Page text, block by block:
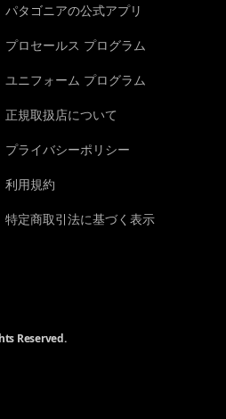
パタゴニアの公式アプリ
プロセールス プログラム
ユニフォーム プログラム
正規取扱店について
プライバシーポリシー
利用規約
特定商取引法に基づく表示
Reserved.